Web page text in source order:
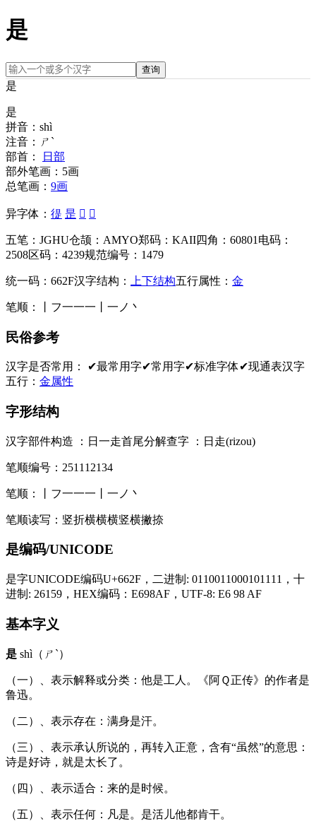
是
查询
是
是
拼音： shì
注音：
ㄕˋ
部首：
日部
部外笔画： 5画
总笔画： 9画
异字体： 徥 昰 𣆞 𣊒
五笔： JGHU仓颉： AMYO郑码： KAII四角： 60801 电码：
2508区码： 4239规范编号： 1479
统一码： 662F汉字结构： 上下结构五行属性： 金
笔顺： 丨フ一一一丨一ノ丶
民俗参考
汉字是否常用： ✔最常用字✔常用字✔标准字体✔现通表汉字
五行： 金属性
字形结构
汉字部件构造 ： 日一走首尾分解查字 ： 日走(rizou)
笔顺编号： 251112134
笔顺： 丨フ一一一丨一ノ丶
笔顺读写： 竖折横横横竖横撇捺
是编码/UNICODE
是字UNICODE编码U+662F，二进制: 0110011000101111，十
进制: 26159，HEX编码：E698AF，UTF-8: E6 98 AF
基本字义
是 shì（ㄕˋ）
（一）、表示解释或分类：他是工人。《阿Ｑ正传》的作者是
鲁迅。
（二）、表示存在：满身是汗。
（三）、表示承认所说的，再转入正意，含有“虽然”的意思：
诗是好诗，就是太长了。
（四）、表示适合：来的是时候。
（五）、表示任何：凡是。是活儿他都肯干。